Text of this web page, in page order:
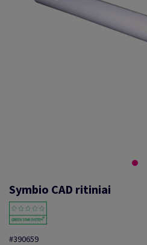
Symbio CAD ritiniai
#390659